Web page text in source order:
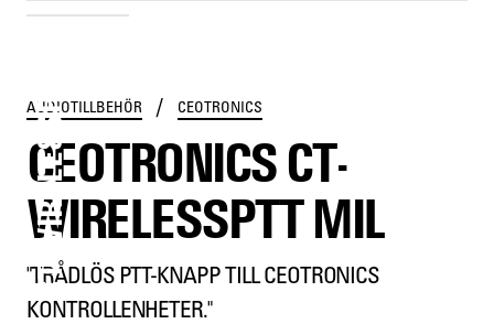
AUDIOTILLBEHÖR / CEOTRONICS
CEOTRONICS CT-
WIRELESSPTT MIL
"TRÅDLÖS PTT-KNAPP TILL CEOTRONICS
KONTROLLENHETER."
CT-WIRELESSPTT MIL